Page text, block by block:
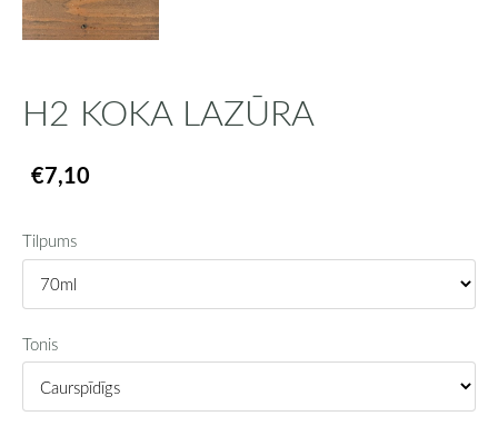
H2 KOKA LAZŪRA
€7,10
Tilpums
Tonis